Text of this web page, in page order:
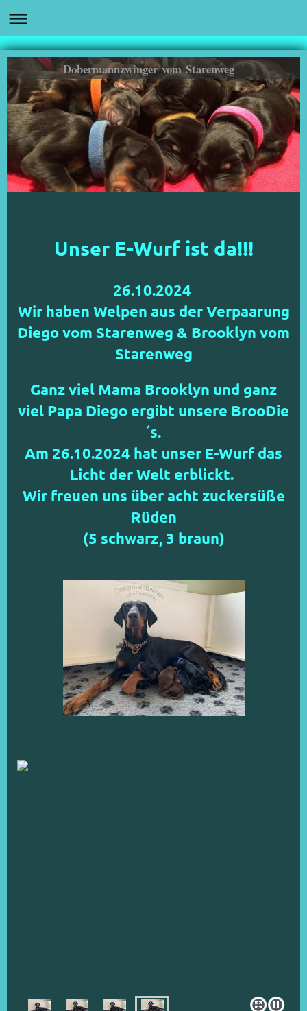
Dobermannzwinger vom Starenweg
Unser E-Wurf ist da!!!
26.10.2024
Wir haben Welpen aus der Verpaarung
Diego vom Starenweg & Brooklyn vom
Starenweg
Ganz viel Mama Brooklyn und ganz
viel Papa Diego ergibt unsere BrooDie
´s.
Am 26.10.2024 hat unser E-Wurf das
Licht der Welt erblickt.
Wir freuen uns über acht zuckersüße
Rüden
(5 schwarz, 3 braun)